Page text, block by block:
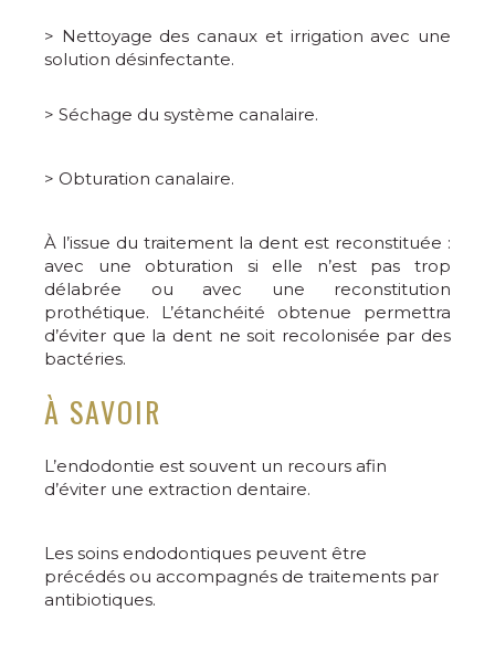
> Nettoyage des canaux et irrigation avec une
solution désinfectante.
> Séchage du système canalaire.
> Obturation canalaire.
À l’issue du traitement la dent est reconstituée :
avec une obturation si elle n’est pas trop
délabrée ou avec une reconstitution
prothétique. L’étanchéité obtenue permettra
d’éviter que la dent ne soit recolonisée par des
bactéries.
À SAVOIR
L’endodontie est souvent un recours afin
d’éviter une extraction dentaire.
Les soins endodontiques peuvent être
précédés ou accompagnés de traitements par
antibiotiques.